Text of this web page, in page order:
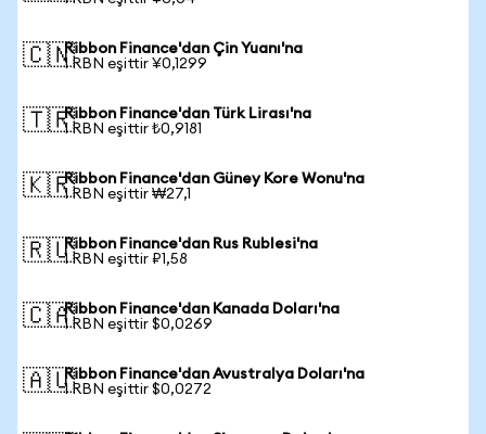
🇨🇳Ribbon Finance'dan Çin Yuanı'na
1 RBN eşittir ¥0,1299
🇹🇷Ribbon Finance'dan Türk Lirası'na
1 RBN eşittir ₺0,9181
🇰🇷Ribbon Finance'dan Güney Kore Wonu'na
1 RBN eşittir ₩27,1
🇷🇺Ribbon Finance'dan Rus Rublesi'na
1 RBN eşittir ₽1,58
🇨🇦Ribbon Finance'dan Kanada Doları'na
1 RBN eşittir $0,0269
🇦🇺Ribbon Finance'dan Avustralya Doları'na
1 RBN eşittir $0,0272